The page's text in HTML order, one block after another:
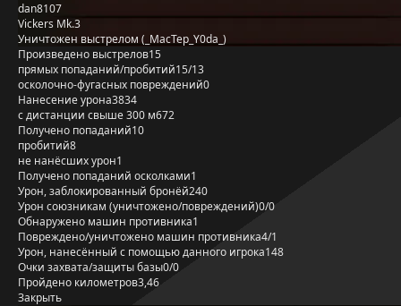
dan8107
Vickers Mk.3
Уничтожен выстрелом (_MacTep_Y0da_)
Произведено выстрелов15
прямых попаданий/пробитий15/13
осколочно-фугасных повреждений0
Нанесение урона3834
с дистанции свыше 300 м672
Получено попаданий10
пробитий8
не нанёсших урон1
Получено попаданий осколками1
Урон, заблокированный бронёй240
Урон союзникам (уничтожено/повреждений)0/0
Обнаружено машин противника1
Повреждено/уничтожено машин противника4/1
Урон, нанесённый с помощью данного игрока148
Очки захвата/защиты базы0/0
Пройдено километров3,46
Закрыть